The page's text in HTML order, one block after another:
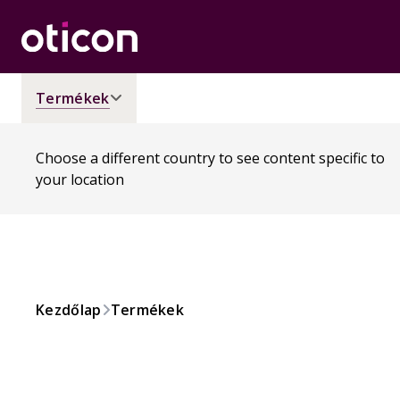
Termékek
Choose a different country to see content specific to
your location
Kezdőlap Termékek